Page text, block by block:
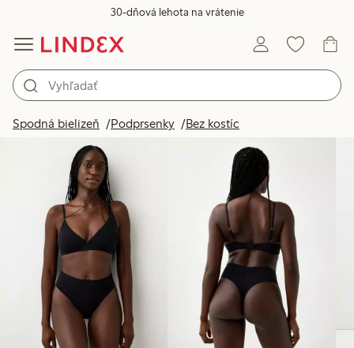
30-dňová lehota na vrátenie
Spodná bielizeň Podprsenky Bez kostíc
Produkty na obrázku